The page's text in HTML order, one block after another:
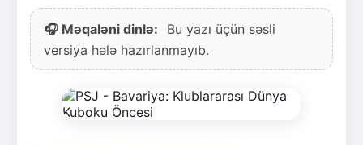
🎧 Məqaləni dinlə:
Bu yazı üçün səsli
versiya hələ hazırlanmayıb.